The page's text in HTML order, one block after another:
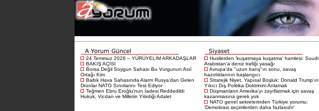
24 Temmuz 2026 – YÜRÜYELİM ARKADAŞLAR
BAKIŞ AÇISI
Borsa Değil Soygun Sahası Bu Vurgunun Asıl
Ortağı Kim
Baltık Hava Sahasında Alarm Rusya’dan Gelen
Dronlar NATO Sınırlarını Test Ediyor
Teğmen Ebru Eroğlu’nun İadesi Reddedildi
Hukuk, Vicdan ve Milletin Yitirdiği Adalet
Husilerden 'kuşatmaya kuşatma' hamlesi: Suudi
Arabistan'a deniz trafiği yasağı
Avrupa'da "uzun barış"ın sonu, savaş
hazırlıklarının başlangıcı
Stratejik Niyet, Yapısal Boşluk: Donald Trump'ın
Yıkıcı Dış Politika Doktrinini Anlamak
Düşmanların Amerika'yı zayıflatmak için savaş
kazanmasına gerek yok
NATO genel sekreterinden Türkiye yorumu:
'Demokrasi seçimlerden daha fazlasıdır'